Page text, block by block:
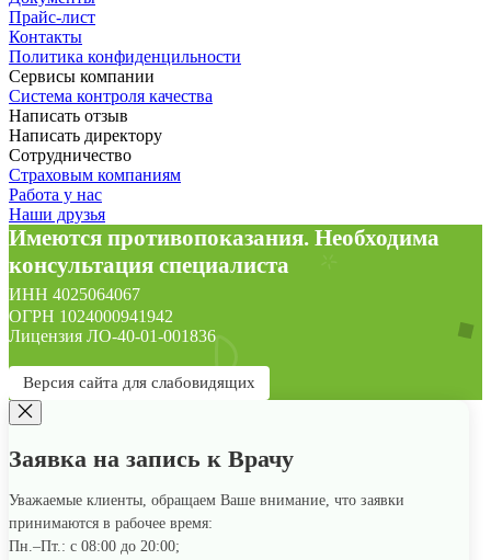
Прайс-лист
Контакты
Политика конфиденцильности
Сервисы компании
Система контроля качества
Написать отзыв
Написать директору
Сотрудничество
Страховым компаниям
Работа у нас
Наши друзья
Имеются противопоказания. Необходима
консультация специалиста
ИНН 4025064067
ОГРН 1024000941942
Лицензия ЛО-40-01-001836
Версия сайта для слабовидящих
Заявка на запись к Врачу
Уважаемые клиенты, обращаем Ваше внимание, что заявки
принимаются в рабочее время:
Пн.–Пт.: с 08:00 до 20:00;